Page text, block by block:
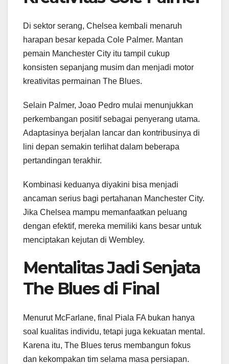
Di sektor serang, Chelsea kembali menaruh
harapan besar kepada Cole Palmer. Mantan
pemain Manchester City itu tampil cukup
konsisten sepanjang musim dan menjadi motor
kreativitas permainan The Blues.
Selain Palmer, Joao Pedro mulai menunjukkan
perkembangan positif sebagai penyerang utama.
Adaptasinya berjalan lancar dan kontribusinya di
lini depan semakin terlihat dalam beberapa
pertandingan terakhir.
Kombinasi keduanya diyakini bisa menjadi
ancaman serius bagi pertahanan Manchester City.
Jika Chelsea mampu memanfaatkan peluang
dengan efektif, mereka memiliki kans besar untuk
menciptakan kejutan di Wembley.
Mentalitas Jadi Senjata
The Blues di Final
Menurut McFarlane, final Piala FA bukan hanya
soal kualitas individu, tetapi juga kekuatan mental.
Karena itu, The Blues terus membangun fokus
dan kekompakan tim selama masa persiapan.